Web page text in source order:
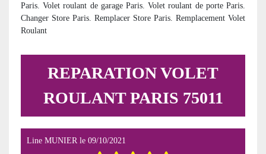
Paris. Volet roulant de garage Paris. Volet roulant de porte Paris.
Changer Store Paris. Remplacer Store Paris. Remplacement Volet
Roulant
REPARATION VOLET
ROULANT PARIS 75011
Line MUNIER le 09/10/2021